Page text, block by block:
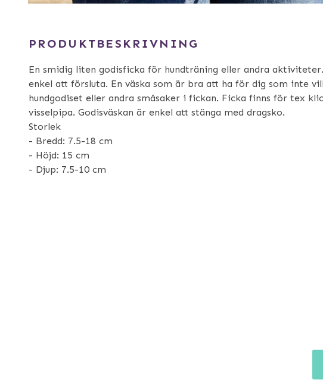
PRODUKTBESKRIVNING
En smidig liten godisficka för hundträning eller andra
enkel att försluta. En väska som är bra att ha för dig som inte
hundgodiset eller andra småsaker i fickan. Ficka finns för tex
visselpipa. Godisväskan är enkel att stänga med dragsko.
Storlek
- Bredd: 7.5-18 cm
- Höjd: 15 cm
- Djup: 7.5-10 cm